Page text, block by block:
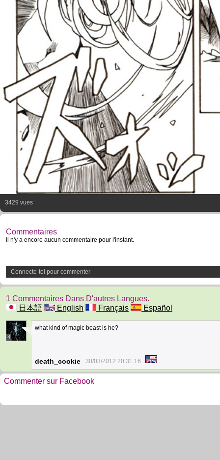
3429 vues
Commentaires
Il n'y a encore aucun commentaire pour l'instant.
Connecte-toi pour commenter
1 Commentaires Dans D'autres Langues.
日本語
English Français Español
4
what kind of magic beast is he?
death_cookie 30/03/2012 20:31:16
Commenter sur Facebook